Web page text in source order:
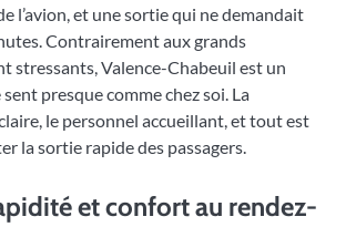
l’avion, et une sortie qui ne demandait
Contrairement aux grands
stressants, Valence-Chabeuil est un
presque comme chez soi. La
le personnel accueillant, et tout est
la sortie rapide des passagers.
et confort au rendez-